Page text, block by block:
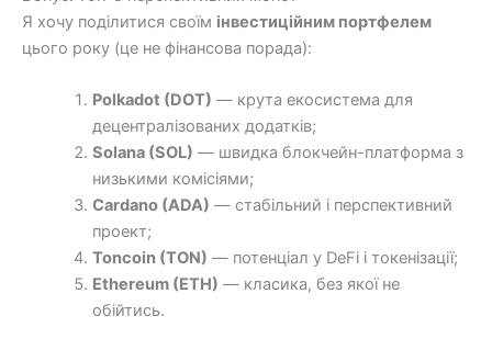
Я хочу поділитися своїм інвестиційним портфелем
цього року (це не фінансова порада):
Polkadot (DOT) — крута екосистема для
децентралізованих додатків;
Solana (SOL) — швидка блокчейн-платформа з
низькими комісіями;
Cardano (ADA) — стабільний і перспективний
проект;
Toncoin (TON) — потенціал у DeFi і токенізації;
Ethereum (ETH) — класика, без якої не
обійтись.